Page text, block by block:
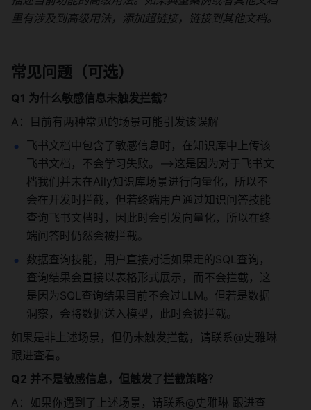
里有涉及到高级用法，添加超链接，链接到其他文档。
常见问题（可选）
Q1 为什么敏感信息未触发拦截？
A：目前有两种常见的场景可能引发该误解
飞书文档中包含了敏感信息时，在知识库中上传该
飞书文档，不会学习失败。-->这是因为对于飞书文
档我们并未在Aily知识库场景进行向量化，所以不
会在开发时拦截，但若终端用户通过知识问答技能
查询飞书文档时，因此时会引发向量化，所以在终
端问答时仍然会被拦截。
数据查询技能，用户直接对话如果走的SQL查询，
查询结果会直接以表格形式展示，而不会拦截，这
是因为SQL查询结果目前不会过LLM。但若是数据
洞察，会将数据送入模型，此时会被拦截。
如果是非上述场景，但仍未触发拦截，请联系@史雅琳
跟进查看。
Q2 并不是敏感信息，但触发了拦截策略？
A：如果你遇到了上述场景，请联系@史雅琳 跟进查